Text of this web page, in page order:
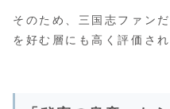
そのため、三国志ファン
を好む層にも高く評価さ